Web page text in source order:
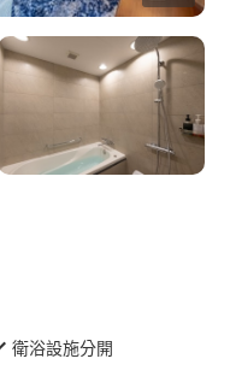
衛浴設施分開